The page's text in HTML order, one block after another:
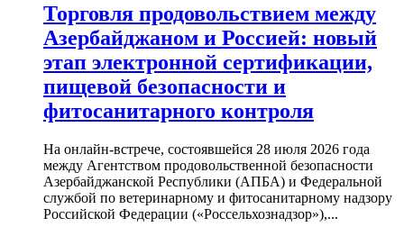
Торговля продовольствием между
Азербайджаном и Россией: новый
этап электронной сертификации,
пищевой безопасности и
фитосанитарного контроля
На онлайн-встрече, состоявшейся 28 июля 2026 года
между Агентством продовольственной безопасности
Азербайджанской Республики (АПБА) и Федеральной
службой по ветеринарному и фитосанитарному надзору
Российской Федерации («Россельхознадзор»),...